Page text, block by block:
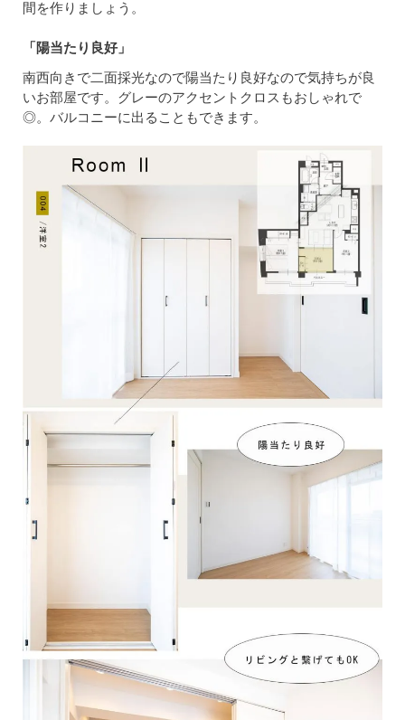
間を作りましょう。
「陽当たり良好」
南西向きで二面採光なので陽当たり良好なので気持ちが良
いお部屋です。グレーのアクセントクロスもおしゃれで
◎。バルコニーに出ることもできます。